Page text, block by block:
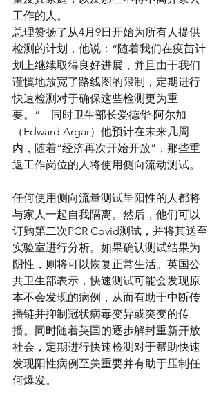
工作的人。
总理赞扬了从4月9日开始为所有人提供
检测的计划，他说：“随着我们在疫苗计
划上继续取得良好进展，并且由于我们
谨慎地放宽了路线图的限制，定期进行
快速检测对于确保这些检测更为重
要。”　同时卫生部长爱德华·阿尔加
（Edward Argar）他预计在未来几周
内，随着“经济再次开始开放”，那些重
返工作岗位的人将使用侧向流动测试。
任何使用侧向流量测试呈阳性的人都将
与家人一起自我隔离。然后，他们可以
订购第二次PCR Covid测试，并将其送至
实验室进行分析。如果确认测试结果为
阴性，则将可以恢复正常生活。英国公
共卫生部表示，快速测试可能会发现原
本不会发现的病例，从而有助于中断传
播链并抑制冠状病毒变异或突变的传
播。同时随着英国的逐步解封重新开放
社会，定期进行快速检测对于帮助快速
发现阳性病例至关重要并有助于压制任
何爆发。